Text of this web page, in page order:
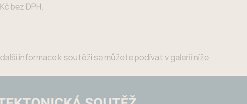
bez DPH.
informace k soutěži se můžete podívat v galerii níže.